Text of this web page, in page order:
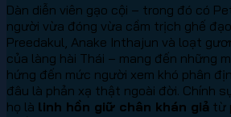
Dàn diễn viên gạo cội – trong đó có
người vừa đóng vừa cầm trịch ghế
Preedakul, Anake Inthajun và loạt
của làng hài Thái – mang đến những
hứng đến mức người xem khó phân
đâu là phản xạ thật ngoài đời. Chính
họ là linh hồn giữ chân khán giả từ